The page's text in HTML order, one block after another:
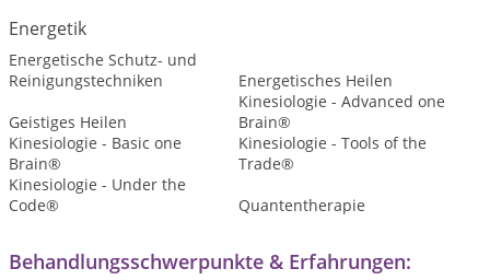
Energetik
Energetische Schutz- und
Reinigungstechniken
Energetisches Heilen
Geistiges Heilen
Kinesiologie - Advanced one
Brain®
Kinesiologie - Basic one
Brain®
Kinesiologie - Tools of the
Trade®
Kinesiologie - Under the
Code®
Quantentherapie
Behandlungsschwerpunkte & Erfahrungen: